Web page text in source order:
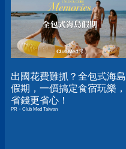
出國花費難抓？全包式海島
假期，一價搞定食宿玩樂，
省錢更省心！
PR・Club Med Taiwan